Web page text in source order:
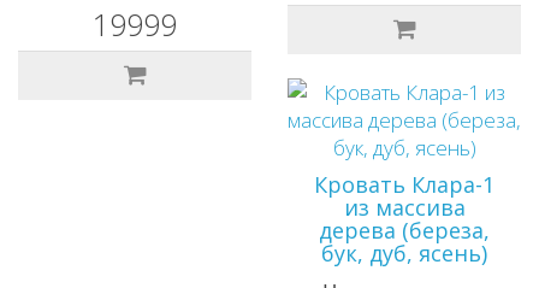
19999
Кровать Клара-1
из массива
дерева (береза,
бук, дуб, ясень)